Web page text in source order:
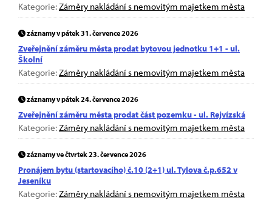
Kategorie:Záměry nakládání s nemovitým majetkem města
záznamy v pátek 31. července 2026
Zveřejnění záměru města prodat bytovou jednotku 1+1 - ul.
Školní
Kategorie:Záměry nakládání s nemovitým majetkem města
záznamy v pátek 24. července 2026
Zveřejnění záměru města prodat část pozemku - ul. Rejvízská
Kategorie:Záměry nakládání s nemovitým majetkem města
záznamy ve čtvrtek 23. července 2026
Pronájem bytu (startovacího) č.10 (2+1) ul. Tylova č.p.652 v
Jeseníku
Kategorie:Záměry nakládání s nemovitým majetkem města